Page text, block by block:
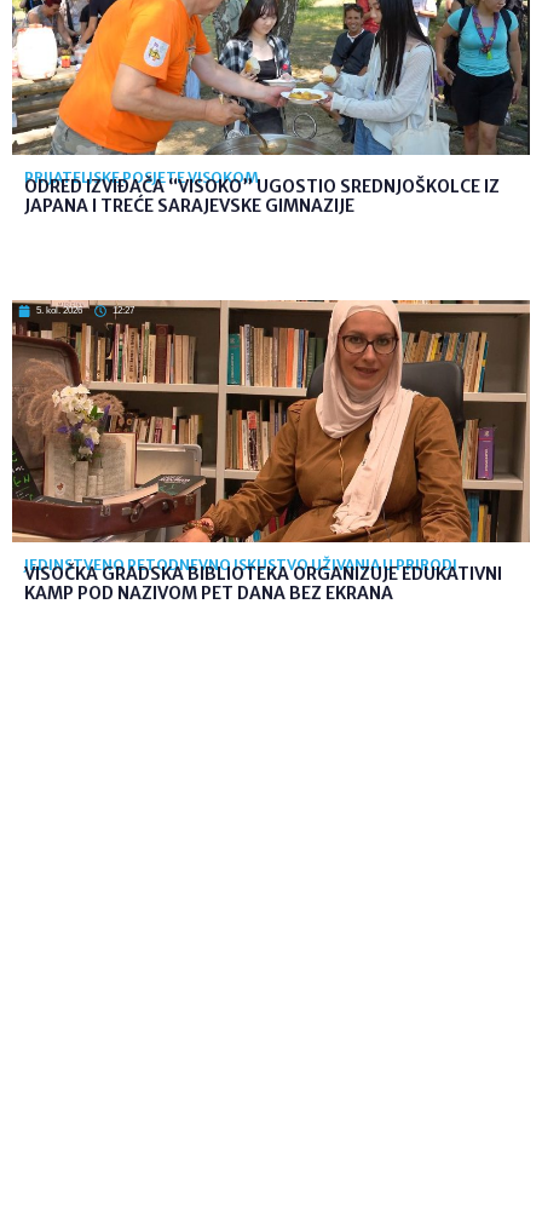
PRIJATELJSKE POSJETE VISOKOM
ODRED IZVIĐAČA “VISOKO” UGOSTIO SREDNJOŠKOLCE IZ
JAPANA I TREĆE SARAJEVSKE GIMNAZIJE
5. kol. 2026 12:27
JEDINSTVENO PETODNEVNO ISKUSTVO UŽIVANJA U PRIRODI
VISOČKA GRADSKA BIBLIOTEKA ORGANIZUJE EDUKATIVNI
KAMP POD NAZIVOM PET DANA BEZ EKRANA